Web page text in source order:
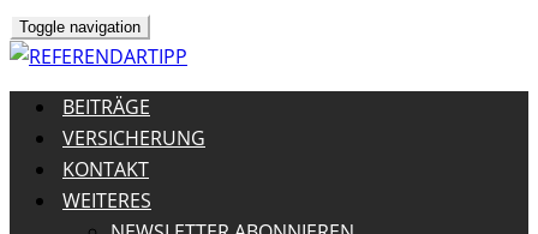
Toggle navigation
BEITRÄGE
VERSICHERUNG
KONTAKT
WEITERES